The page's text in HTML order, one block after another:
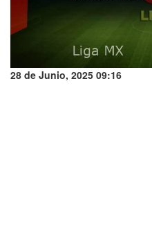
28 de Junio, 2025 09:16